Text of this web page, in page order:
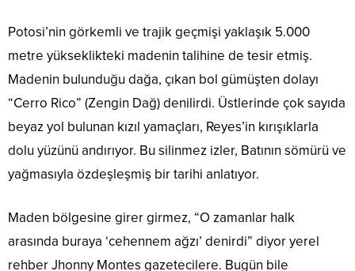
Potosi’nin görkemli ve trajik geçmişi yaklaşık 5.000
metre yükseklikteki madenin talihine de tesir etmiş.
Madenin bulunduğu dağa, çıkan bol gümüşten dolayı
“Cerro Rico” (Zengin Dağ) denilirdi. Üstlerinde çok sayıda
beyaz yol bulunan kızıl yamaçları, Reyes’in kırışıklarla
dolu yüzünü andırıyor. Bu silinmez izler, Batının sömürü ve
yağmasıyla özdeşleşmiş bir tarihi anlatıyor.
Maden bölgesine girer girmez, “O zamanlar halk
arasında buraya ‘cehennem ağzı’ denirdi” diyor yerel
rehber Jhonny Montes gazetecilere. Bugün bile